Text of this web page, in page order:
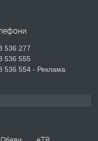
обзаведен
536 277
536 555
536 554 - Реклама